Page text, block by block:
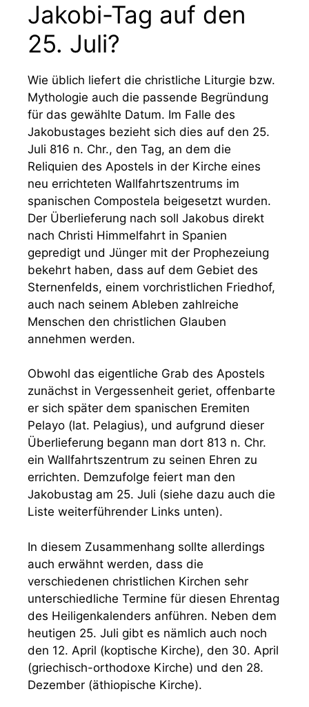
Jakobi-Tag auf den
25. Juli?
Wie üblich liefert die christliche Liturgie bzw.
Mythologie auch die passende Begründung
für das gewählte Datum. Im Falle des
Jakobustages bezieht sich dies auf den 25.
Juli 816 n. Chr., den Tag, an dem die
Reliquien des Apostels in der Kirche eines
neu errichteten Wallfahrtszentrums im
spanischen Compostela beigesetzt wurden.
Der Überlieferung nach soll Jakobus direkt
nach Christi Himmelfahrt in Spanien
gepredigt und Jünger mit der Prophezeiung
bekehrt haben, dass auf dem Gebiet des
Sternenfelds, einem vorchristlichen Friedhof,
auch nach seinem Ableben zahlreiche
Menschen den christlichen Glauben
annehmen werden.
Obwohl das eigentliche Grab des Apostels
zunächst in Vergessenheit geriet, offenbarte
er sich später dem spanischen Eremiten
Pelayo (lat. Pelagius), und aufgrund dieser
Überlieferung begann man dort 813 n. Chr.
ein Wallfahrtszentrum zu seinen Ehren zu
errichten. Demzufolge feiert man den
Jakobustag am 25. Juli (siehe dazu auch die
Liste weiterführender Links unten).
In diesem Zusammenhang sollte allerdings
auch erwähnt werden, dass die
verschiedenen christlichen Kirchen sehr
unterschiedliche Termine für diesen Ehrentag
des Heiligenkalenders anführen. Neben dem
heutigen 25. Juli gibt es nämlich auch noch
den 12. April (koptische Kirche), den 30. April
(griechisch-orthodoxe Kirche) und den 28.
Dezember (äthiopische Kirche).